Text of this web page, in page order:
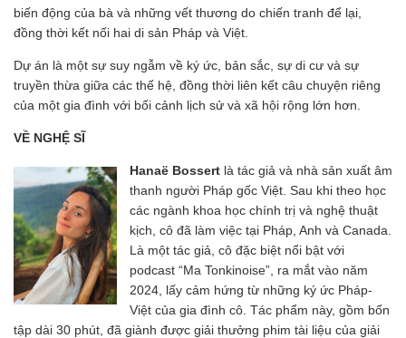
biến động của bà và những vết thương do chiến tranh để lại,
đồng thời kết nối hai di sản Pháp và Việt.
Dự án là một sự suy ngẫm về ký ức, bản sắc, sự di cư và sự
truyền thừa giữa các thế hệ, đồng thời liên kết câu chuyện riêng
của một gia đình với bối cảnh lịch sử và xã hội rộng lớn hơn.
VỀ NGHỆ SĨ
Hanaë Bossert là tác giả và nhà sản xuất âm
thanh người Pháp gốc Việt. Sau khi theo học
các ngành khoa học chính trị và nghệ thuật
kịch, cô đã làm việc tại Pháp, Anh và Canada.
Là một tác giả, cô đặc biệt nổi bật với
podcast “Ma Tonkinoise”, ra mắt vào năm
2024, lấy cảm hứng từ những ký ức Pháp-
Việt của gia đình cô. Tác phẩm này, gồm bốn
tập dài 30 phút, đã giành được giải thưởng phim tài liệu của giải